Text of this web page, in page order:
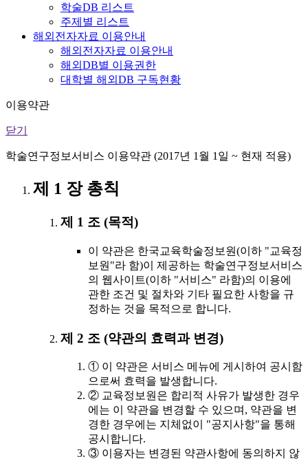
학술DB 리스트
주제별 리스트
해외전자자료 이용안내
해외전자자료 이용안내
해외DB별 이용권한
대학별 해외DB 구독현황
이용약관
닫기
학술연구정보서비스 이용약관 (2017년 1월 1일 ~ 현재 적용)
제 1 장 총칙
제 1 조 (목적)
이 약관은 한국교육학술정보원(이하 "교육정
보원"라 함)이 제공하는 학술연구정보서비스
의 웹사이트(이하 "서비스" 라함)의 이용에
관한 조건 및 절차와 기타 필요한 사항을 규
정하는 것을 목적으로 합니다.
제 2 조 (약관의 효력과 변경)
① 이 약관은 서비스 메뉴에 게시하여 공시함
으로써 효력을 발생합니다.
② 교육정보원은 합리적 사유가 발생한 경우
에는 이 약관을 변경할 수 있으며, 약관을 변
경한 경우에는 지체없이 "공지사항"을 통해
공시합니다.
③ 이용자는 변경된 약관사항에 동의하지 않